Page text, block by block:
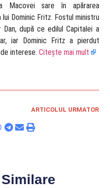
Macovei sare în apărarea
Dominic Fritz. Fostul ministru
după ce edilul Capitalei a
iar Dominic Fritz a pierdut
interese.Citește mai mult
ARTICOLUL URMATOR